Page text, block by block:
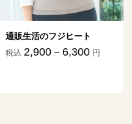
円
ダニ捕りマット「こ
祖だ」